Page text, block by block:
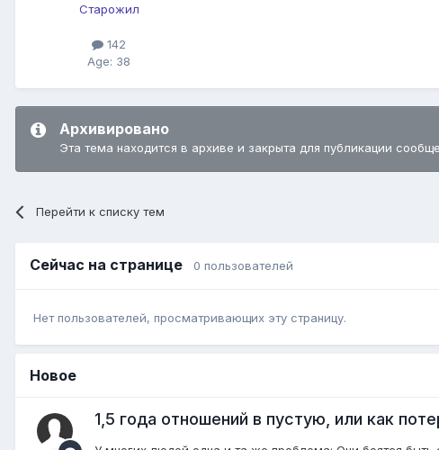
Старожил
142
Age: 38
Архивировано
Эта тема находится в архиве и закрыта для публикации
Перейти к списку тем
Сейчас на странице 0 пользователей
Нет пользователей, просматривающих эту страницу.
Новое
1,5 года отношений в пустую, или как